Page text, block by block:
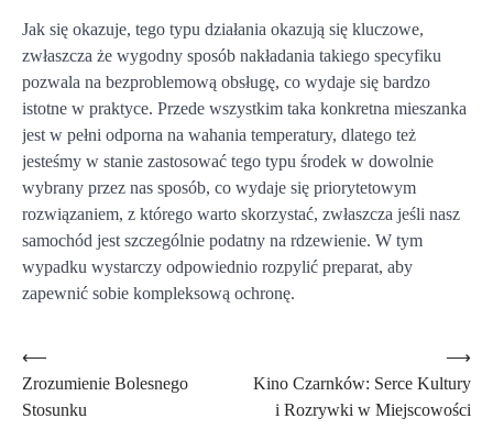
Jak się okazuje, tego typu działania okazują się kluczowe,
zwłaszcza że wygodny sposób nakładania takiego specyfiku
pozwala na bezproblemową obsługę, co wydaje się bardzo
istotne w praktyce. Przede wszystkim taka konkretna mieszanka
jest w pełni odporna na wahania temperatury, dlatego też
jesteśmy w stanie zastosować tego typu środek w dowolnie
wybrany przez nas sposób, co wydaje się priorytetowym
rozwiązaniem, z którego warto skorzystać, zwłaszcza jeśli nasz
samochód jest szczególnie podatny na rdzewienie. W tym
wypadku wystarczy odpowiednio rozpylić preparat, aby
zapewnić sobie kompleksową ochronę.
Nawigacja
wpisu
⟵
Zrozumienie Bolesnego
Stosunku
Kino Czarnków: Serce Kultury
i Rozrywki w Miejscowości
⟶